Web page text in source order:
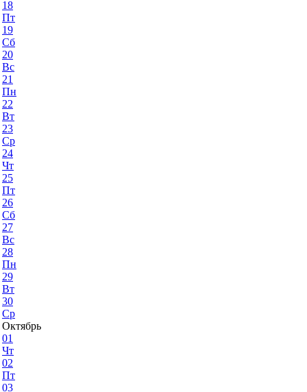
18
Пт
19
Сб
20
Вс
21
Пн
22
Вт
23
Ср
24
Чт
25
Пт
26
Сб
27
Вс
28
Пн
29
Вт
30
Ср
Октябрь
01
Чт
02
Пт
03